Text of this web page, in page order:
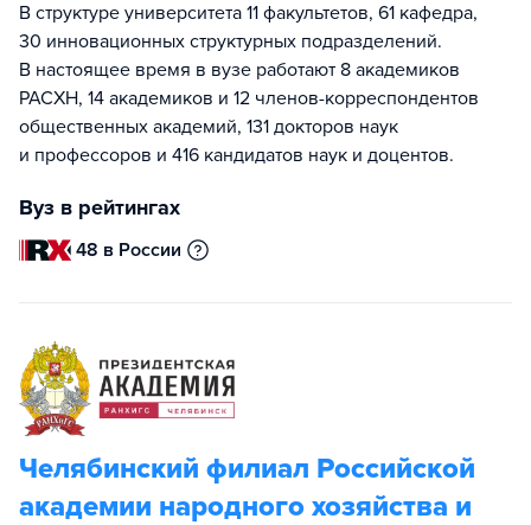
В структуре университета 11 факультетов, 61 кафедра,
30 инновационных структурных подразделений.
В настоящее время в вузе работают 8 академиков
РАСХН, 14 академиков и 12 членов-корреспондентов
общественных академий, 131 докторов наук
и профессоров и 416 кандидатов наук и доцентов.
Вуз в рейтингах
48 в России
Челябинский филиал Российской
академии народного хозяйства и